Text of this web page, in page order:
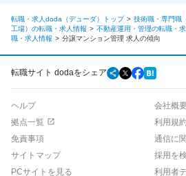
転職・求人doda（デューダ）トップ
技術職・専門職
工場）の転職・求人情報
不動産運用・管理の転職・
職・求人情報
分譲マンション管理 求人の傾向
転職サイト dodaをシェア
ヘルプ
会社概
拠点一覧
利用規約
免責事項
通信に
サイトマップ
採用を
PCサイトを見る
利用者